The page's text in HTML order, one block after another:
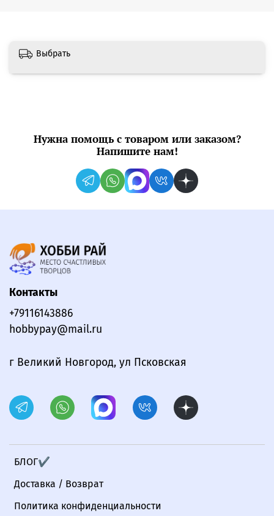
Выбрать
Нужна помощь с товаром или заказом?
Напишите нам!
БЛОГ✔
Доставка / Возврат
Политика конфиденциальности
Контакты
+79116143886
hobbypay@mail.ru
г Великий Новгород, ул Псковская